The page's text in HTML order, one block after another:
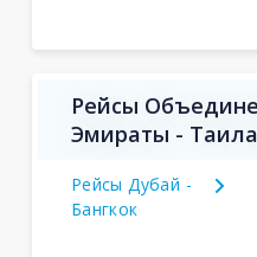
Рейсы
Эмираты -
Рейсы Дубай -
Бангкок